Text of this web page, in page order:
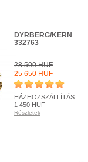
DYRBERG/KERN
332763
28 500 HUF
25 650 HUF
HÁZHOZSZÁLLÍTÁS
1 450 HUF
Részletek